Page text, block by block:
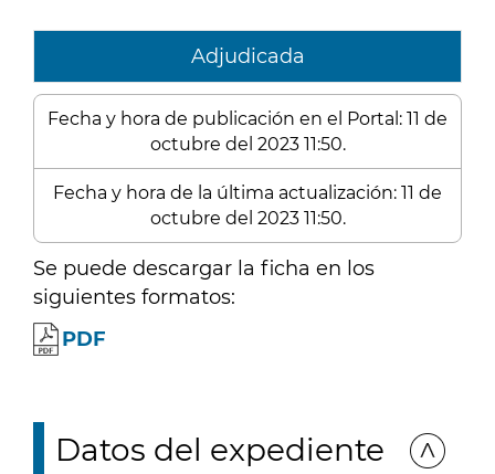
Adjudicada
Fecha y hora de publicación en el Portal: 11 de
octubre del 2023 11:50.
Fecha y hora de la última actualización: 11 de
octubre del 2023 11:50.
Se puede descargar la ficha en los
siguientes formatos:
PDF
Datos del expediente